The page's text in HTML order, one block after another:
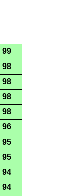
99
98
98
98
98
96
95
95
94
94